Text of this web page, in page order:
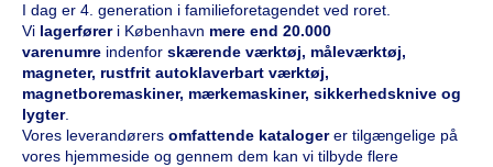
I dag er 4. generation i familieforetagendet ved roret.
Vi lagerfører i København mere end 20.000
varenumre indenfor skærende værktøj, måleværktøj,
magneter, rustfrit autoklaverbart værktøj,
magnetboremaskiner, mærkemaskiner, sikkerhedsknive og
lygter.
Vores leverandørers omfattende katalogerer tilgængelige på
vores hjemmeside og gennem dem kan vi tilbyde flere